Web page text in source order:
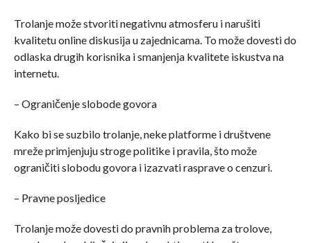
Trolanje može stvoriti negativnu atmosferu i narušiti
kvalitetu online diskusija u zajednicama. To može dovesti do
odlaska drugih korisnika i smanjenja kvalitete iskustva na
internetu.
– Ograničenje slobode govora
Kako bi se suzbilo trolanje, neke platforme i društvene
mreže primjenjuju stroge politike i pravila, što može
ograničiti slobodu govora i izazvati rasprave o cenzuri.
– Pravne posljedice
Trolanje može dovesti do pravnih problema za trolove,